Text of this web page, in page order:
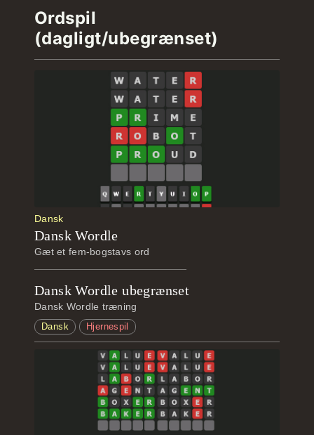
Ordspil
(dagligt/ubegrænset)
Dansk
Dansk Wordle
Gæt et fem-bogstavs ord
Dansk Wordle ubegrænset
Dansk Wordle træning
Dansk Hjernespil